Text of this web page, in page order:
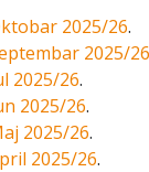
2025/26.
2025/26
2025/26.
2025/26.
2025/26.
2025/26.